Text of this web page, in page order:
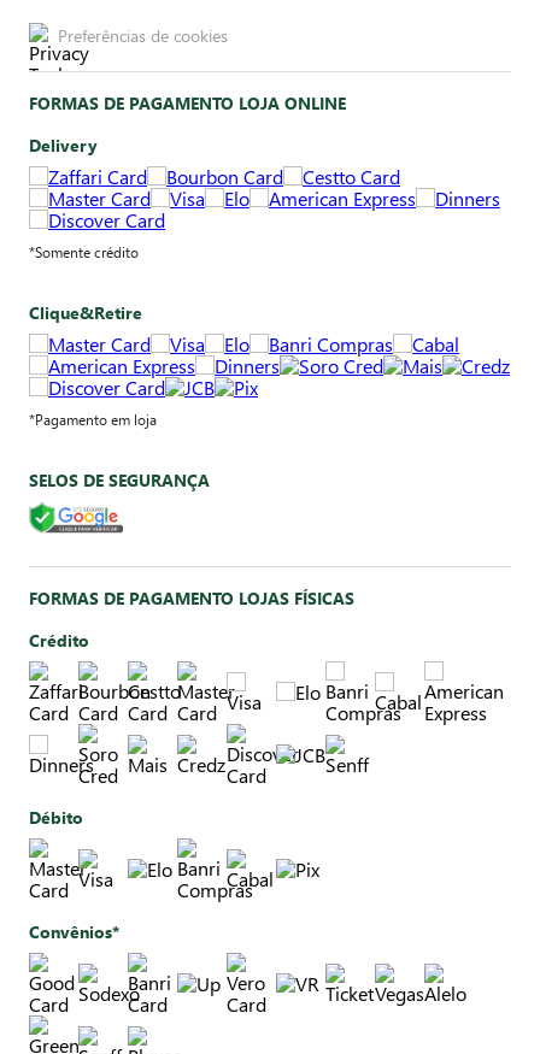
Preferências de cookies
FORMAS DE PAGAMENTO LOJA ONLINE
Delivery
*Somente crédito
Clique&Retire
*Pagamento em loja
SELOS DE SEGURANÇA
FORMAS DE PAGAMENTO LOJAS FÍSICAS
Crédito
Débito
Convênios*